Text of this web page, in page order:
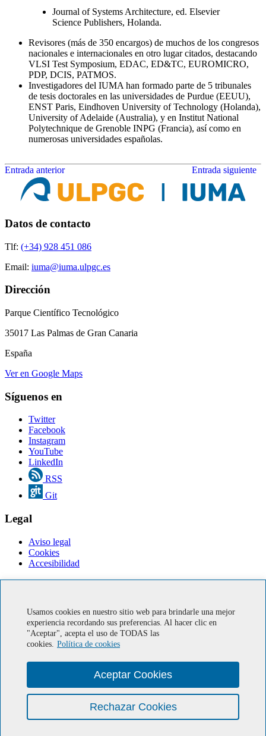
Usamos cookies en nuestro sitio web para brindarle una mejor
experiencia recordando sus preferencias. Al hacer clic en
"Aceptar", acepta el uso de TODAS las
cookies. Política de cookies
Rechazar Cookies
Aceptar Cookies
Journal of Systems Architecture, ed. Elsevier
Science Publishers, Holanda.
Revisores (más de 350 encargos) de muchos de los congresos
nacionales e internacionales en otro lugar citados, destacando
VLSI Test Symposium, EDAC, ED&TC, EUROMICRO,
PDP, DCIS, PATMOS.
Investigadores del IUMA han formado parte de 5 tribunales
de tesis doctorales en las universidades de Purdue (EEUU),
ENST Paris, Eindhoven University of Technology (Holanda),
University of Adelaide (Australia), y en Institut National
Polytechnique de Grenoble INPG (Francia), así como en
numerosas universidades españolas.
Entrada anterior Entrada siguiente
Datos de contacto
Tlf: (+34) 928 451 086
Email: iuma@iuma.ulpgc.es
Dirección
Parque Científico Tecnológico
35017 Las Palmas de Gran Canaria
España
Ver en Google Maps
Síguenos en
Twitter
Facebook
Instagram
YouTube
LinkedIn
RSS
Git
Legal
Aviso legal
Cookies
Accesibilidad
Correo IUMA
Soporte informático
Miembro de Europractice
Ministerio de economía, industria y competitividad. Gobierno
de Canarias
European Regional Development Fund
Centro de Investigación CUDA® por NVIDIA